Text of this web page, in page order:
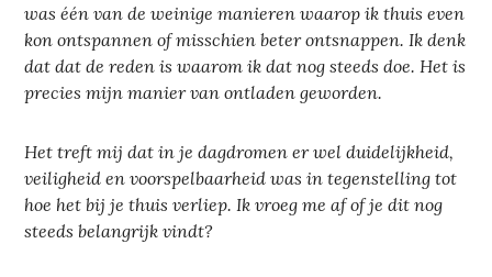
was één van de weinige manieren waarop ik thuis even
kon ontspannen of misschien beter ontsnappen. Ik denk
dat dat de reden is waarom ik dat nog steeds doe. Het is
precies mijn manier van ontladen geworden.
Het treft mij dat in je dagdromen er wel duidelijkheid,
veiligheid en voorspelbaarheid was in tegenstelling tot
hoe het bij je thuis verliep. Ik vroeg me af of je dit nog
steeds belangrijk vindt?